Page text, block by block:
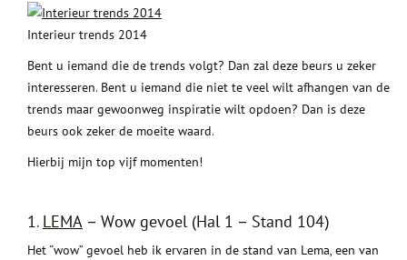
Interieur trends 2014
Bent u iemand die de trends volgt? Dan zal deze beurs u zeker
interesseren. Bent u iemand die niet te veel wilt afhangen van de
trends maar gewoonweg inspiratie wilt opdoen? Dan is deze
beurs ook zeker de moeite waard.
Hierbij mijn top vijf momenten!
1. LEMA – Wow gevoel (Hal 1 – Stand 104)
Het “wow” gevoel heb ik ervaren in de stand van Lema, een van